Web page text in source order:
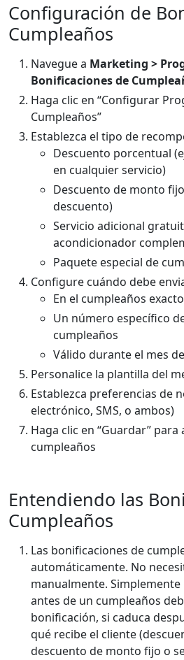
Configuración de
Cumpleaños
Navegue a Marketing >
Bonificaciones de
Haga clic en “Configurar
Cumpleaños”
Establezca el tipo de
Descuento porcentual
en cualquier servicio)
Descuento de monto
descuento)
Servicio adicional
acondicionador
Paquete especial de
Configure cuándo debe
En el cumpleaños exacto
Un número específico
cumpleaños
Válido durante el mes
Personalice la plantilla del
Establezca preferencias de
electrónico, SMS, o ambos)
Haga clic en “Guardar”
cumpleaños
Entendiendo las
Cumpleaños
Las bonificaciones de
automáticamente. No
manualmente.
antes de un cumpleaños
bonificación, si caduca
qué recibe el cliente
descuento de monto fijo o